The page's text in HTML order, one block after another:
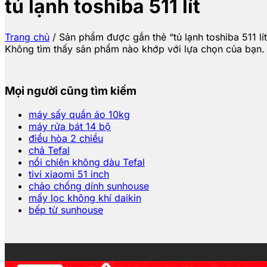
tủ lạnh toshiba 511 lít
Trang chủ / Sản phẩm được gắn thẻ “tủ lạnh toshiba 511
Không tìm thấy sản phẩm nào khớp với lựa chọn của bạn.
Mọi người cũng tìm kiếm
máy sấy quần áo 10kg
máy rửa bát 14 bộ
điều hòa 2 chiều
chả Tefal
nồi chiên không dàu Tefal
tivi xiaomi 51 inch
chảo chống dính sunhouse
mấy lọc không khí daikin
bếp từ sunhouse